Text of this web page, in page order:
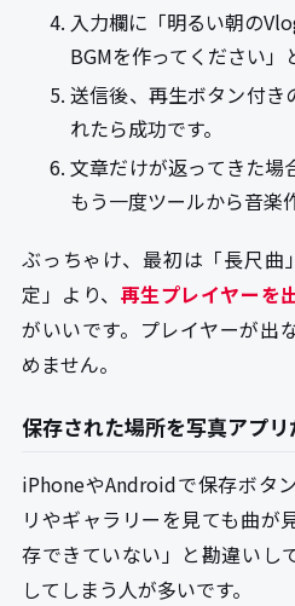
入力欄に「明るい朝の
BGMを作ってください」
送信後、再生ボタン付き
れたら成功です。
文章だけが返ってきた場
もう一度ツールから音楽
ぶっちゃけ、最初は「長尺
定」より、 再生プレイヤーを
がいいです。プレイヤーが出
めません。
保存された場所を写真アプ
iPhoneやAndroidで保存ボタ
リやギャラリーを見ても曲が
存できていない」と勘違いし
してしまう人が多いです。